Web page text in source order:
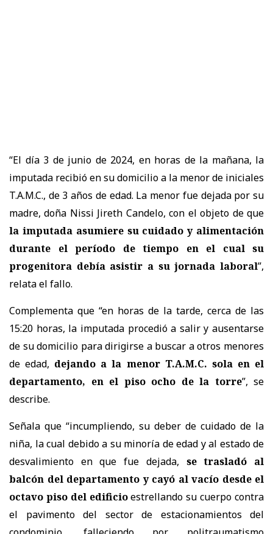
“El día 3 de junio de 2024, en horas de la mañana, la
imputada recibió en su domicilio a la menor de iniciales
T.A.M.C., de 3 años de edad. La menor fue dejada por su
madre, doña Nissi Jireth Candelo, con el objeto de que
la imputada asumiere su cuidado y alimentación
durante el período de tiempo en el cual su
progenitora debía asistir a su jornada laboral”,
relata el fallo.
Complementa que “en horas de la tarde, cerca de las
15:20 horas, la imputada procedió a salir y ausentarse
de su domicilio para dirigirse a buscar a otros menores
de edad, dejando a la menor T.A.M.C. sola en el
departamento, en el piso ocho de la torre”, se
describe.
Señala que “incumpliendo, su deber de cuidado de la
niña, la cual debido a su minoría de edad y al estado de
desvalimiento en que fue dejada, se trasladó al
balcón del departamento y cayó al vacío desde el
octavo piso del edificioestrellando su cuerpo contra
el pavimento del sector de estacionamientos del